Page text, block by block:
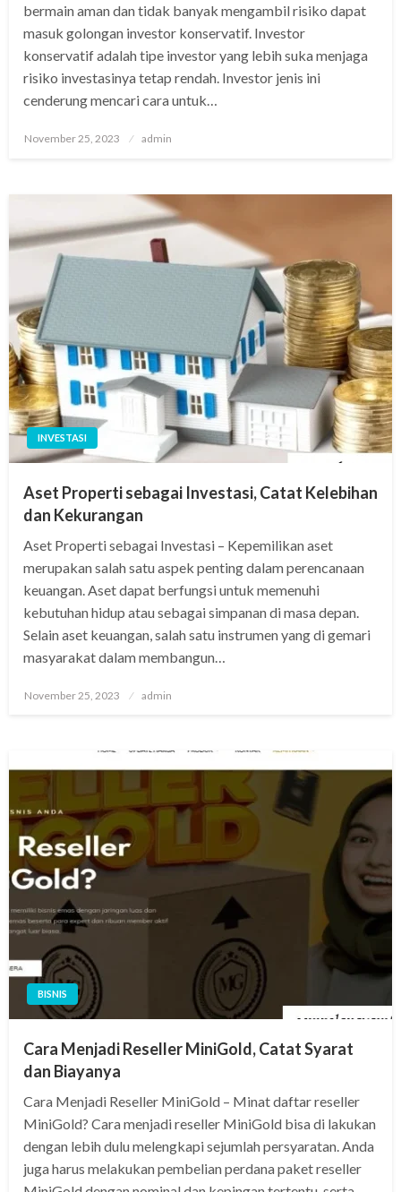
bermain aman dan tidak banyak mengambil risiko dapat
masuk golongan investor konservatif. Investor
konservatif adalah tipe investor yang lebih suka menjaga
risiko investasinya tetap rendah. Investor jenis ini
cenderung mencari cara untuk…
Posted
November 25, 2023 admin
INVESTASI
Aset Properti sebagai Investasi, Catat Kelebihan
dan Kekurangan
Aset Properti sebagai Investasi – Kepemilikan aset
merupakan salah satu aspek penting dalam perencanaan
keuangan. Aset dapat berfungsi untuk memenuhi
kebutuhan hidup atau sebagai simpanan di masa depan.
Selain aset keuangan, salah satu instrumen yang di gemari
masyarakat dalam membangun…
Posted
November 25, 2023 admin
BISNIS
Cara Menjadi Reseller MiniGold, Catat Syarat
dan Biayanya
Cara Menjadi Reseller MiniGold – Minat daftar reseller
MiniGold? Cara menjadi reseller MiniGold bisa di lakukan
dengan lebih dulu melengkapi sejumlah persyaratan. Anda
juga harus melakukan pembelian perdana paket reseller